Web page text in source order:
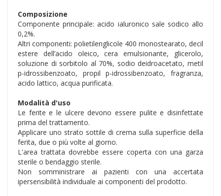
Composizione
Componente principale: acido ialuronico sale sodico allo
0,2%.
Altri componenti: polietilenglicole 400 monostearato, decil
estere dell’acido oleico, cera emulsionante, glicerolo,
soluzione di sorbitolo al 70%, sodio deidroacetato, metil
p-idrossibenzoato, propil p-idrossibenzoato, fragranza,
acido lattico, acqua purificata.
Modalità d'uso
Le ferite e le ulcere devono essere pulite e disinfettate
prima del trattamento.
Applicare uno strato sottile di crema sulla superficie della
ferita, due o più volte al giorno.
L'area trattata dovrebbe essere coperta con una garza
sterile o bendaggio sterile.
Non somministrare ai pazienti con una accertata
ipersensibilità individuale ai componenti del prodotto.